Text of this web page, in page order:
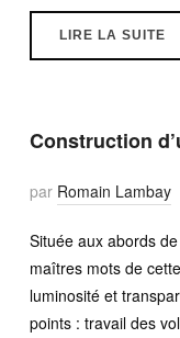
LIRE LA SUITE
Construction
par Romain Lambay
Située aux abords
maîtres mots de
luminosité et
points : travail des